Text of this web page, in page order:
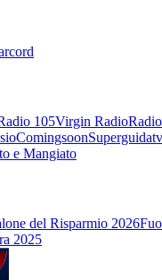
105Virgin RadioRadio
ComingsoonSuperguidatv
e Mangiato
del Risparmio 2026
2025